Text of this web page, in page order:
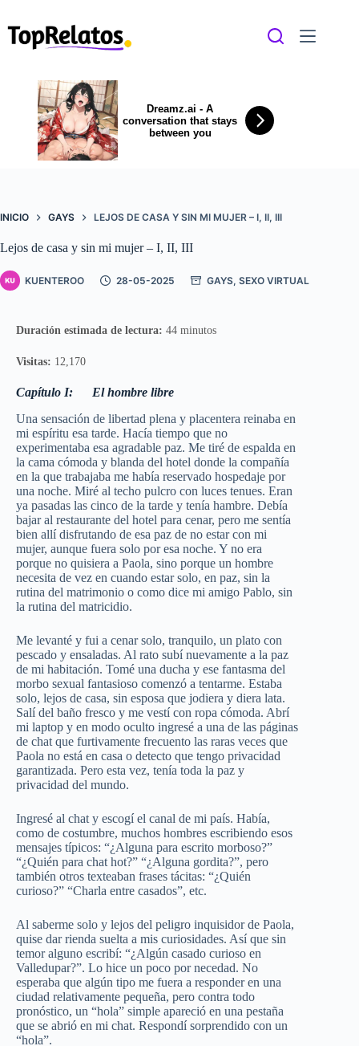
contenido
Dreamz.ai - A
conversation that stays
between you
INICIO GAYS LEJOS DE CASA Y SIN MI MUJER – I, II, III
Lejos de casa y sin mi mujer – I, II, III
KUENTEROO 28-05-2025 GAYS, SEXO VIRTUAL
Duración estimada de lectura: 44 minutos
Visitas: 12,170
Capítulo I: El hombre libre
Una sensación de libertad plena y placentera reinaba en
mi espíritu esa tarde. Hacía tiempo que no
experimentaba esa agradable paz. Me tiré de espalda en
la cama cómoda y blanda del hotel donde la compañía
en la que trabajaba me había reservado hospedaje por
una noche. Miré al techo pulcro con luces tenues. Eran
ya pasadas las cinco de la tarde y tenía hambre. Debía
bajar al restaurante del hotel para cenar, pero me sentía
bien allí disfrutando de esa paz de no estar con mi
mujer, aunque fuera solo por esa noche. Y no era
porque no quisiera a Paola, sino porque un hombre
necesita de vez en cuando estar solo, en paz, sin la
rutina del matrimonio o como dice mi amigo Pablo, sin
la rutina del matricidio.
Me levanté y fui a cenar solo, tranquilo, un plato con
pescado y ensaladas. Al rato subí nuevamente a la paz
de mi habitación. Tomé una ducha y ese fantasma del
morbo sexual fantasioso comenzó a tentarme. Estaba
solo, lejos de casa, sin esposa que jodiera y diera lata.
Salí del baño fresco y me vestí con ropa cómoda. Abrí
mi laptop y en modo oculto ingresé a una de las páginas
de chat que furtivamente frecuento las raras veces que
Paola no está en casa o detecto que tengo privacidad
garantizada. Pero esta vez, tenía toda la paz y
privacidad del mundo.
Ingresé al chat y escogí el canal de mi país. Había,
como de costumbre, muchos hombres escribiendo esos
mensajes típicos: “¿Alguna para escrito morboso?”
“¿Quién para chat hot?” “¿Alguna gordita?”, pero
también otros texteaban frases tácitas: “¿Quién
curioso?” “Charla entre casados”, etc.
Al saberme solo y lejos del peligro inquisidor de Paola,
quise dar rienda suelta a mis curiosidades. Así que sin
temor alguno escribí: “¿Algún casado curioso en
Valledupar?”. Lo hice un poco por necedad. No
esperaba que algún tipo me fuera a responder en una
ciudad relativamente pequeña, pero contra todo
pronóstico, un “hola” simple apareció en una pestaña
que se abrió en mi chat. Respondí sorprendido con un
“hola”.